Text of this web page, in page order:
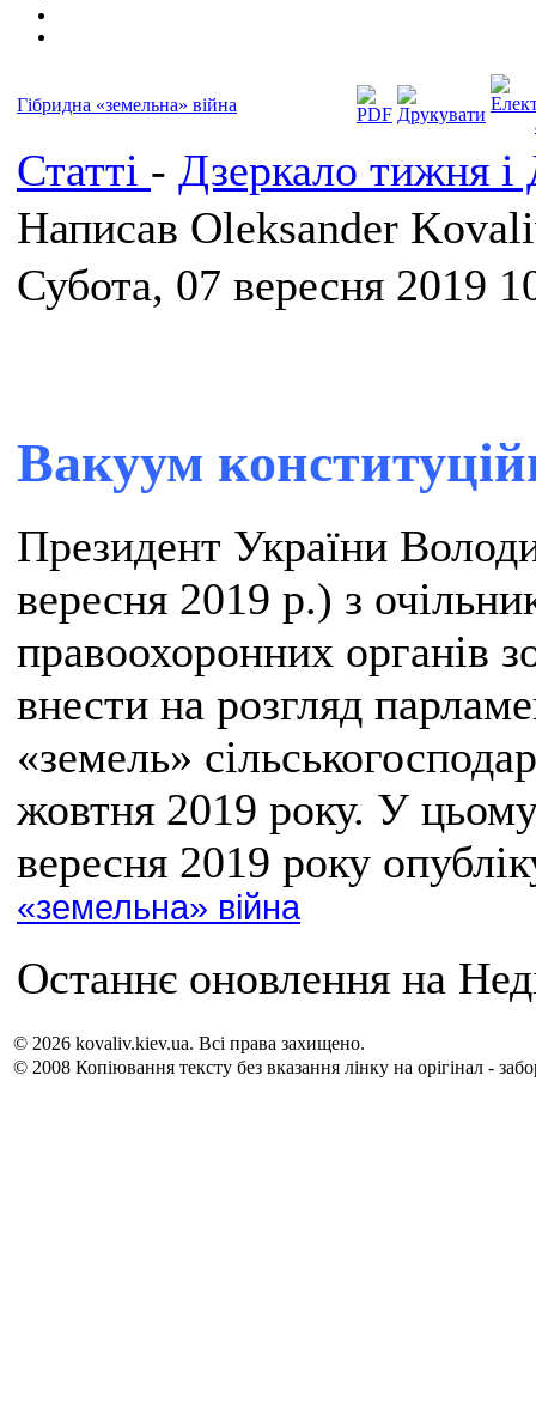
Гібридна «земельна» війна
Статті - Дзеркало тижня і
Написав Oleksander
Субота, 07 вересня 2019
Вакуум
Президент України
вересня 2019 р.) з
правоохоронних органів
внести на розгляд
«земель»
жовтня 2019 року. У
вересня 2019 року
«земельна» війна
Останнє оновлення на
© 2026 kovaliv.kiev.ua. Всі права захищено.
© 2008 Копіювання тексту без вказання лінку на орігінал -